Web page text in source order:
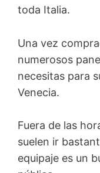
toda Italia.
Una vez
numerosos
necesitas para
Venecia.
Fuera de las
suelen ir
equipaje es un